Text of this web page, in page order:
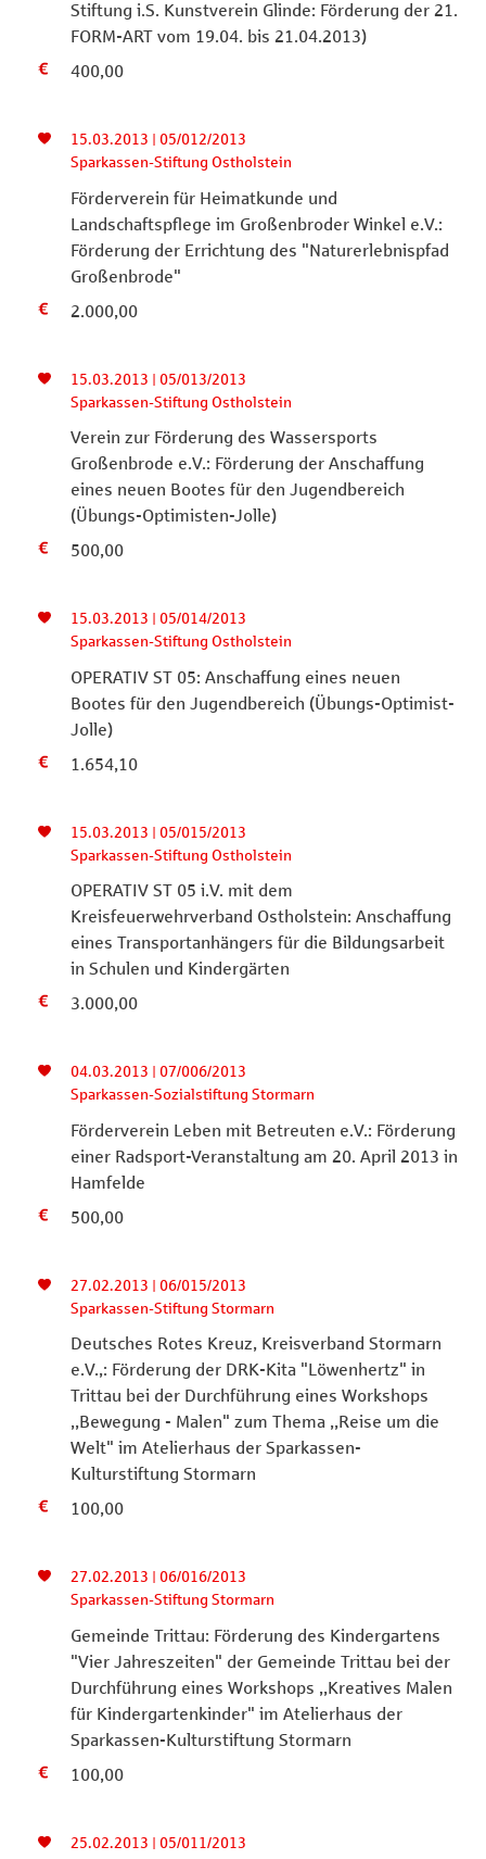
Stiftung i.S. Kunstverein Glinde: Förderung der 21.
FORM-ART vom 19.04. bis 21.04.2013)
400,00
15.03.2013 | 05/012/2013
Sparkassen-Stiftung Ostholstein
Förderverein für Heimatkunde und
Landschaftspflege im Großenbroder Winkel e.V.:
Förderung der Errichtung des "Naturerlebnispfad
Großenbrode"
2.000,00
15.03.2013 | 05/013/2013
Sparkassen-Stiftung Ostholstein
Verein zur Förderung des Wassersports
Großenbrode e.V.: Förderung der Anschaffung
eines neuen Bootes für den Jugendbereich
(Übungs-Optimisten-Jolle)
500,00
15.03.2013 | 05/014/2013
Sparkassen-Stiftung Ostholstein
OPERATIV ST 05: Anschaffung eines neuen
Bootes für den Jugendbereich (Übungs-Optimist-
Jolle)
1.654,10
15.03.2013 | 05/015/2013
Sparkassen-Stiftung Ostholstein
OPERATIV ST 05 i.V. mit dem
Kreisfeuerwehrverband Ostholstein: Anschaffung
eines Transportanhängers für die Bildungsarbeit
in Schulen und Kindergärten
3.000,00
04.03.2013 | 07/006/2013
Sparkassen-Sozialstiftung Stormarn
Förderverein Leben mit Betreuten e.V.: Förderung
einer Radsport-Veranstaltung am 20. April 2013 in
Hamfelde
500,00
27.02.2013 | 06/015/2013
Sparkassen-Stiftung Stormarn
Deutsches Rotes Kreuz, Kreisverband Stormarn
e.V.,: Förderung der DRK-Kita "Löwenhertz" in
Trittau bei der Durchführung eines Workshops
,,Bewegung - Malen" zum Thema ,,Reise um die
Welt" im Atelierhaus der Sparkassen-
Kulturstiftung Stormarn
100,00
27.02.2013 | 06/016/2013
Sparkassen-Stiftung Stormarn
Gemeinde Trittau: Förderung des Kindergartens
"Vier Jahreszeiten" der Gemeinde Trittau bei der
Durchführung eines Workshops ,,Kreatives Malen
für Kindergartenkinder" im Atelierhaus der
Sparkassen-Kulturstiftung Stormarn
100,00
25.02.2013 | 05/011/2013